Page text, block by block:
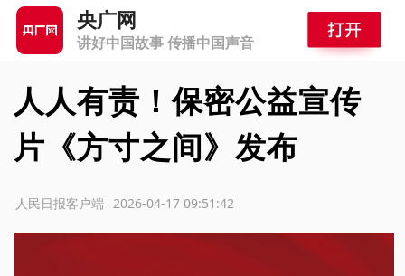
央广网
讲好中国故事 传播中国声音
人人有责！保密公益宣传
片《方寸之间》发布
2026-04-17 09:51:42
人民日报客户端